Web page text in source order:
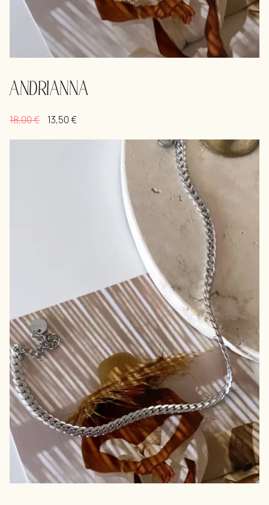
ANDRIANNA
18,00€ 13,50€